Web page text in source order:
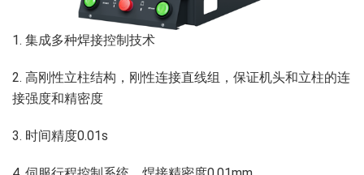
1. 集成多种焊接控制技术
2. 高刚性立柱结构，刚性连接直线组，保证机头和立柱的连
接强度和精密度
3. 时间精度0.01s